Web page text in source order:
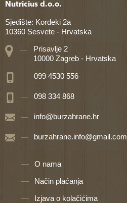
Nutricius d.o.o.
Sjedište: Kordeki 2a
10360 Sesvete - Hrvatska
Prisavlje 2
10000 Zagreb - Hrvatska
099 4530 556
098 334 868
info@burzahrane.hr
burzahrane.info@gmail.com
O nama
Način plaćanja
Izjava o kolačićima